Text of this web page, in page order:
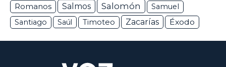
Romanos Salmos Salomón
Samuel
Santiago
Saúl Timoteo Zacarías Éxodo